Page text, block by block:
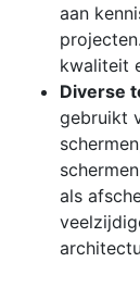
aan
kwaliteit
Diverse
gebruikt
als